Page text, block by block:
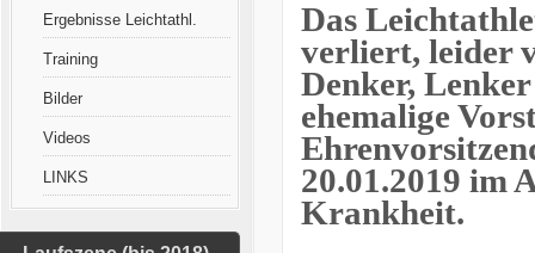
Ergebnisse Leichtathl.
Training
Bilder
Videos
LINKS
Das
verliert, leider
Denker,
ehemalige
20.01.2019 im
Krankheit.